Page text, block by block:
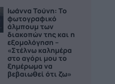
Ιωάννα Τούνη: Το
φωτογραφικό
άλμπουμ των
διακοπών της και η
εξομολόγηση –
«Στέλνω καλημέρα
στο αγόρι μου το
ξημέρωμα να
βεβαιωθεί ότι ζω»